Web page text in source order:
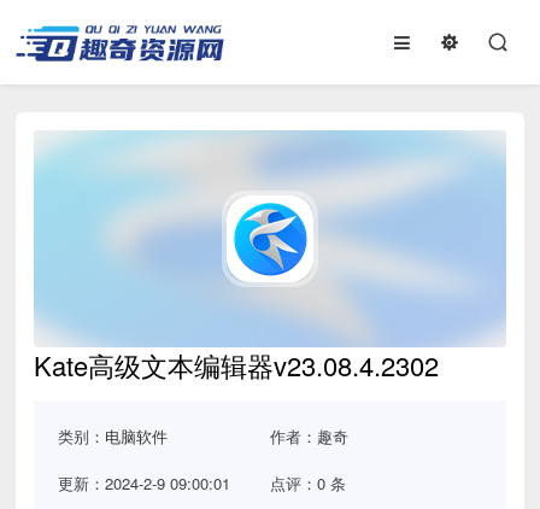
Kate高级文本编辑器v23.08.4.2302
类别： 电脑软件 作者：趣奇
更新：2024-2-9 09:00:01 点评：0 条